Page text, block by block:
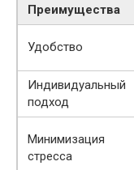
Преимущества
Удобство
Индивидуальный
подход
Минимизация
стресса